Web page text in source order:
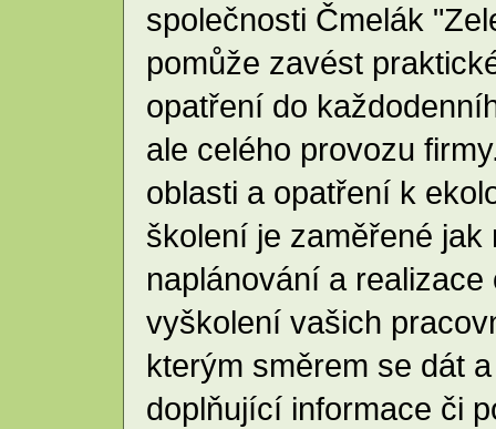
společnosti Čmelák
pomůže zavést
opatření do
ale celého provozu
oblasti a opatření k
školení je zaměřené
naplánování a
vyškolení vašich
kterým směrem se dát
doplňující informace či